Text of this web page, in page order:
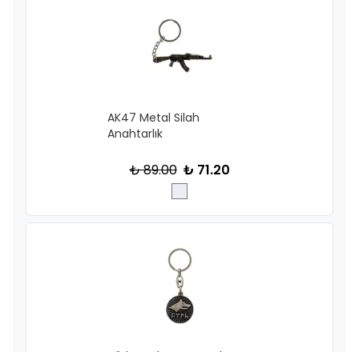
AK47 Metal Silah
Anahtarlık
₺ 89.00 ₺ 71.20